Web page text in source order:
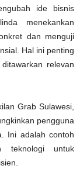
ide bisnis
menekankan
dan menguji
Hal ini penting
relevan
Grab Sulawesi,
pengguna
Ini adalah contoh
teknologi untuk